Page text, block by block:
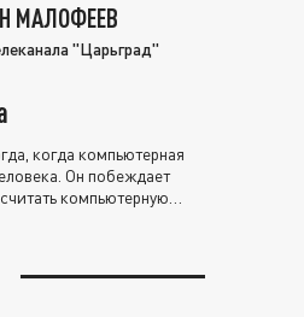
МАЛОФЕЕВ
"Царьград"
когда компьютерная
Он побеждает
компьютерную